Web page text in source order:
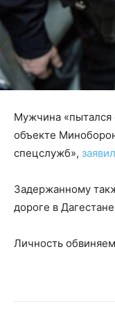
Мужчина «пытался
объекте
спецслужб»,
Задержанному
дороге в
Личность